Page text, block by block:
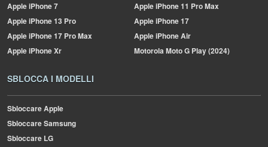
AppleiPhone 7 AppleiPhone 11 Pro Max
AppleiPhone 13 Pro AppleiPhone 17
AppleiPhone 17 Pro Max AppleiPhone Air
AppleiPhone Xr MotorolaMoto G Play (2024)
SBLOCCA I MODELLI
Sbloccare Apple
Sbloccare Samsung
Sbloccare LG